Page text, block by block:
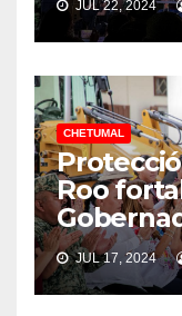
JUL 22, 2024
CHETUMAL
Roo
JUL 17, 2024